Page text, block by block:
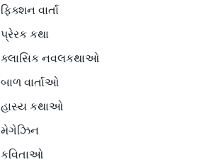
ફિક્શન વાર્તા
પ્રેરક કથા
ક્લાસિક નવલકથાઓ
બાળ વાર્તાઓ
હાસ્ય કથાઓ
મેગેઝિન
કવિતાઓ